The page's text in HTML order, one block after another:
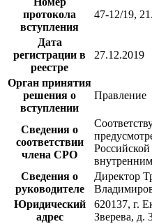
протокола
вступления
47-12/19,
Дата
регистрации в
реестре
27.12.2019
Орган принятия
решения о
вступлении
Правление
Сведения о
соответствии
члена СРО
Сведения о
руководителе
Директор
Юридический
адрес
620137, г.
Зверева, д.